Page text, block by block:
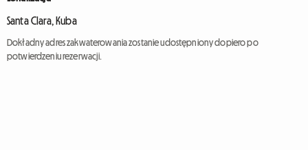
Santa Clara, Kuba
Dokładny adres zakwaterowania zostanie udostępniony dopiero po
potwierdzeniu rezerwacji.